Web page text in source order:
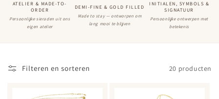
ATELIER & MADE-TO-
ORDER
Persoonlijke sieraden uit ons
eigen atelier
DEMI-FINE & GOLD FILLED
Made to stay — ontworpen om
lang mooi te blijven
INITIALEN, SYMBOLS &
SIGNATUUR
Persoonlijke ontwerpen met
betekenis
Filteren en sorteren 20 producten